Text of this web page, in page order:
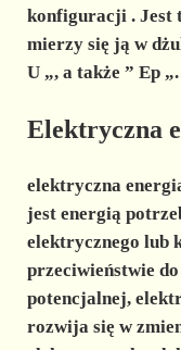
konfiguracji . Jest
mierzy się ją w
U„, a także ” Ep„.
Elektryczna
elektryczna
jest energią
elektrycznego lub
przeciwieństwie
potencjalnej,
rozwija się w